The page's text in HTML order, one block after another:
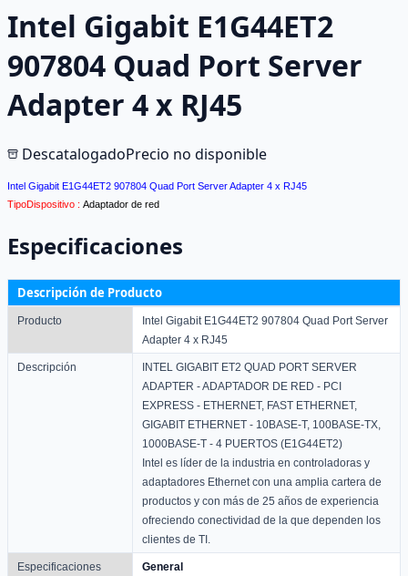
Intel Gigabit E1G44ET2
907804 Quad Port Server
Adapter 4 x RJ45
DescatalogadoPrecio no disponible
Intel Gigabit E1G44ET2 907804 Quad Port Server Adapter 4 x RJ45
TipoDispositivo : Adaptador de red
Especificaciones
Descripción de Producto
Producto
Intel Gigabit E1G44ET2 907804 Quad Port Server
Adapter 4 x RJ45
Descripción
INTEL GIGABIT ET2 QUAD PORT SERVER
ADAPTER - ADAPTADOR DE RED - PCI
EXPRESS - ETHERNET, FAST ETHERNET,
GIGABIT ETHERNET - 10BASE-T, 100BASE-TX,
1000BASE-T - 4 PUERTOS (E1G44ET2)
Intel es líder de la industria en controladoras y
adaptadores Ethernet con una amplia cartera de
productos y con más de 25 años de experiencia
ofreciendo conectividad de la que dependen los
clientes de TI.
Especificaciones
General